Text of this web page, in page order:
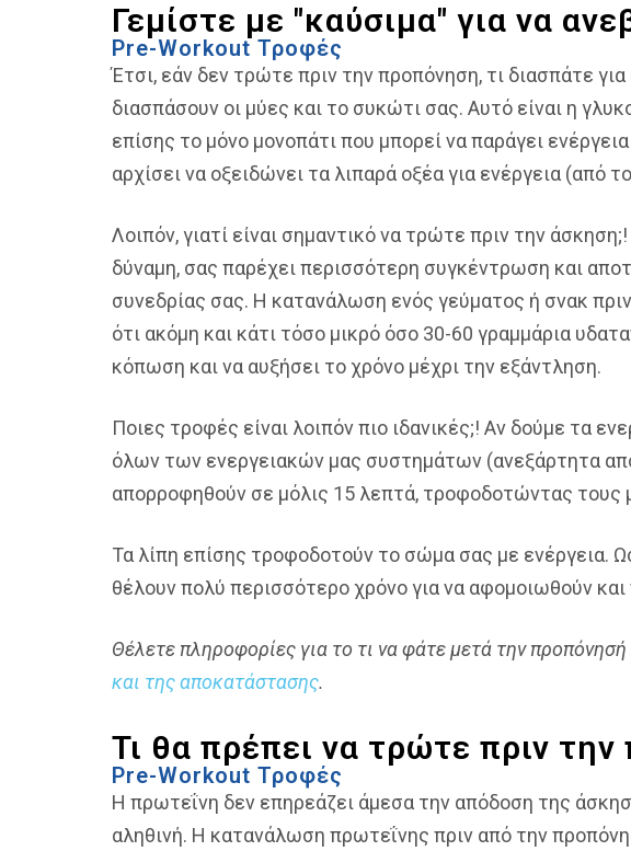
Γεμίστε με "καύσιμα" για να
Pre-Workout Τροφές
Έτσι, εάν δεν τρώτε πριν την προπόνηση, τι διασπάτε
διασπάσουν οι μύες και το συκώτι σας. Αυτό είναι η
επίσης το μόνο μονοπάτι που μπορεί να παράγει
αρχίσει να οξειδώνει τα λιπαρά οξέα για ενέργεια (από
Λοιπόν, γιατί είναι σημαντικό να τρώτε πριν την
δύναμη, σας παρέχει περισσότερη συγκέντρωση και
συνεδρίας σας. Η κατανάλωση ενός γεύματος ή σνακ
ότι ακόμη και κάτι τόσο μικρό όσο 30-60 γραμμάρια
κόπωση και να αυξήσει το χρόνο μέχρι την εξάντληση.
Ποιες τροφές είναι λοιπόν πιο ιδανικές;! Αν δούμε τα
όλων των ενεργειακών μας συστημάτων (ανεξάρτητα
απορροφηθούν σε μόλις 15 λεπτά, τροφοδοτώντας τους
Τα λίπη επίσης τροφοδοτούν το σώμα σας με ενέργεια.
θέλουν πολύ περισσότερο χρόνο για να αφομοιωθούν
Θέλετε πληροφορίες για το τι να φάτε μετά την
και της αποκατάστασης.
Τι θα πρέπει να τρώτε πριν
Pre-Workout Τροφές
Η πρωτεΐνη δεν επηρεάζει άμεσα την απόδοση της
αληθινή. Η κατανάλωση πρωτεΐνης πριν από την